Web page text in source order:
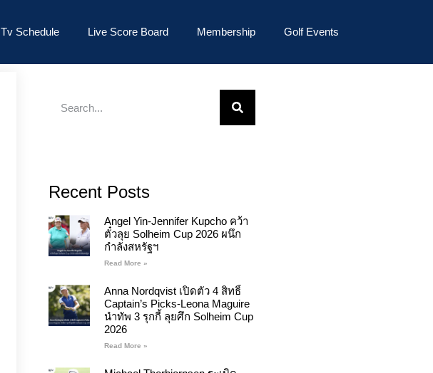
Tv Schedule Live Score Board Membership Golf Events
Recent Posts
Angel Yin-Jennifer Kupcho คว้า
ตั๋วลุย Solheim Cup 2026 ผนึก
กำลังสหรัฐฯ
Read More »
Anna Nordqvist เปิดตัว 4 สิทธิ์
Captain’s Picks-Leona Maguire
นำทัพ 3 รุกกี้ ลุยศึก Solheim Cup
2026
Read More »